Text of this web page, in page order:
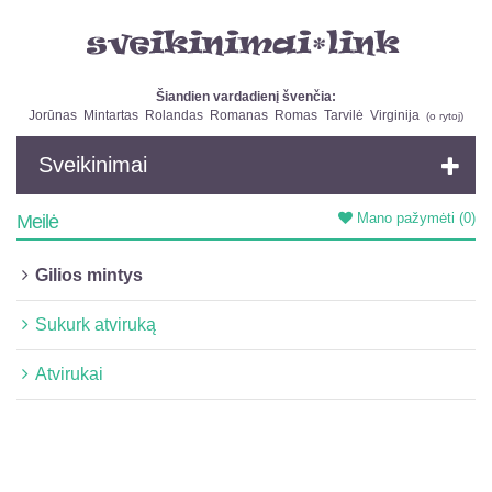
Šiandien vardadienį švenčia:
Jorūnas Mintartas Rolandas Romanas Romas Tarvilė Virginija (o rytoj)
Sveikinimai
Mano pažymėti (0)
Meilė
Gilios mintys
Sukurk atviruką
Atvirukai